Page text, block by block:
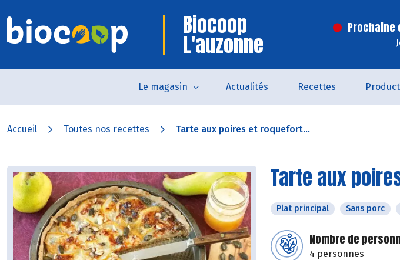
Biocoop
L'auzonne
Prochaine
Le magasin Actualités Recettes
Accueil Toutes nos recettes Tarte aux poires et roquefort...
Tarte aux
Plat principal Sans porc
Nombre de
4 personnes